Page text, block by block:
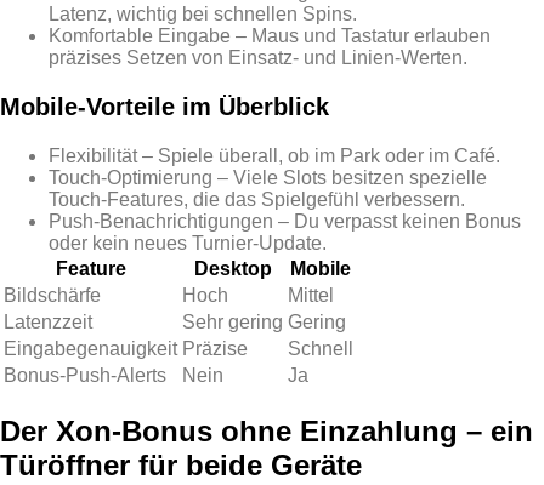
Latenz, wichtig bei schnellen Spins.
Komfortable Eingabe – Maus und Tastatur erlauben
präzises Setzen von Einsatz‑ und Linien‑Werten.
Mobile‑Vorteile im Überblick
Flexibilität – Spiele überall, ob im Park oder im Café.
Touch‑Optimierung – Viele Slots besitzen spezielle
Touch‑Features, die das Spielgefühl verbessern.
Push‑Benachrichtigungen – Du verpasst keinen Bonus
oder kein neues Turnier‑Update.
Feature
Desktop
Mobile
Bildschärfe
Hoch
Mittel
Latenzzeit
Sehr gering Gering
Eingabegenauigkeit Präzise
Schnell
Bonus‑Push‑Alerts
Nein Ja
Der Xon‑Bonus ohne Einzahlung – ein
Türöffner für beide Geräte